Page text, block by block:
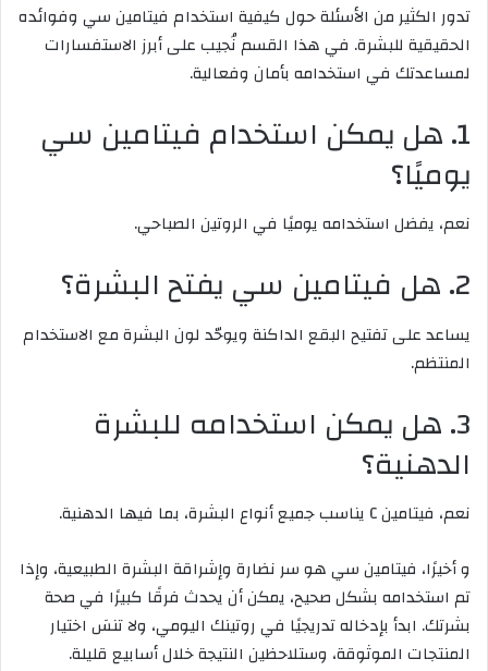
تدور الكثير من الأسئلة حول كيفية استخدام فيتامين سي وفوائده
الحقيقية للبشرة. في هذا القسم نُجيب على أبرز الاستفسارات
لمساعدتك في استخدامه بأمان وفعالية.
1. هل يمكن استخدام فيتامين سي
يوميًا؟
نعم، يفضل استخدامه يوميًا في الروتين الصباحي.
2. هل فيتامين سي يفتح البشرة؟
يساعد على تفتيح البقع الداكنة ويوحّد لون البشرة مع الاستخدام
المنتظم.
3. هل يمكن استخدامه للبشرة
الدهنية؟
نعم، فيتامين C يناسب جميع أنواع البشرة، بما فيها الدهنية.
و أخيرًا، فيتامين سي هو سر نضارة وإشراقة البشرة الطبيعية، وإذا
تم استخدامه بشكل صحيح، يمكن أن يحدث فرقًا كبيرًا في صحة
بشرتك. ابدأ بإدخاله تدريجيًا في روتينك اليومي، ولا تنسَ اختيار
المنتجات الموثوقة، وستلاحظين النتيجة خلال أسابيع قليلة.